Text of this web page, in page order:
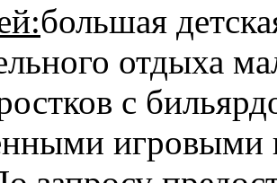
большая
отдыха
с
игровыми